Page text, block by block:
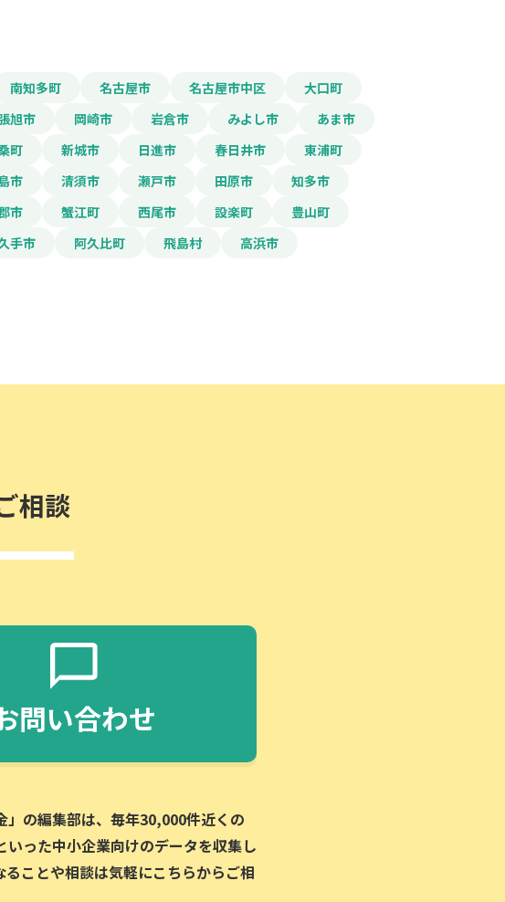
南知多町 名古屋市 名古屋市中区
大口町
旭市 岡崎市 岩倉市 みよし市
あま市
町 新城市 日進市 春日井市
東浦町
市 清須市 瀬戸市 田原市
知多市
市 蟹江町 西尾市 設楽町
豊山町
手市 阿久比町 飛島村 高浜市
相談
問い合わせ
」の編集部は、毎年30,000件近くの
いった中小企業向けのデータを収集し
ることや相談は気軽にこちらからご相